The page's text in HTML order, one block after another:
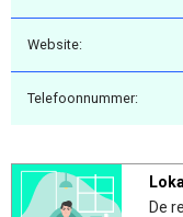
Website:
Telefoonnummer:
De